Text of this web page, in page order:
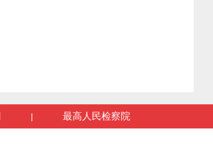
| 最高人民检察院